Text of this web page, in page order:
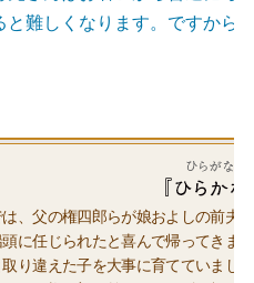
と難しくなります。ですから
、父の権四郎らが娘およしの前夫
に任じられたと喜んで帰ってきま
り違えた子を大事に育てていまし